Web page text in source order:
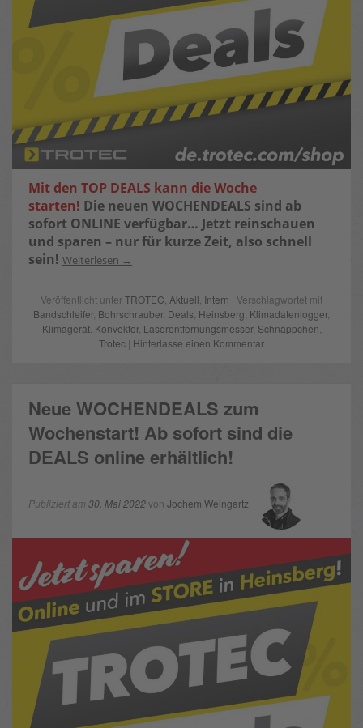
Mit den TOP DEALS kann die Woche
starten! Die neuen WOCHENDEALS sind ab
sofort ONLINE verfügbar… Jetzt reinschauen
und sparen – nur für kurze Zeit, also schnell
sein! Weiterlesen
Veröffentlicht unterTROTEC Aktuell Intern | Verschlagwortet mit
Bandschleifer, Bohrschrauber, Deals Heinsberg Klimadatenlogger,
Klimagerät, Konvektor, Laserentfernungsmesser, Schnäppchen
Trotec | Hinterlasse einen Kommentar
Neue WOCHENDEALS zum
Wochenstart! Ab sofort sind die
DEALS online erhältlich!
Publiziert am 30. Mai 2022von Jochem Weingartz